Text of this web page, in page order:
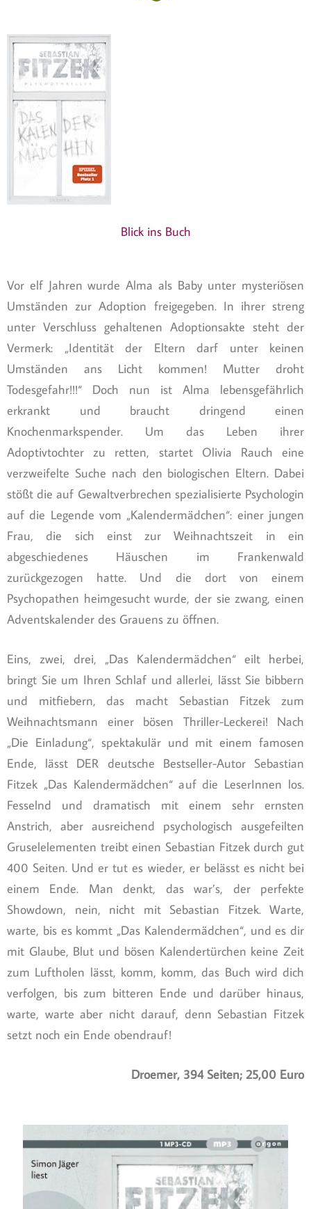
Blick ins Buch
Vor elf Jahren wurde Alma als Baby unter mysteriösen
Umständen zur Adoption freigegeben. In ihrer streng
unter Verschluss gehaltenen Adoptionsakte steht der
Vermerk: „Identität der Eltern darf unter keinen
Umständen ans Licht kommen! Mutter droht
Todesgefahr!!!“ Doch nun ist Alma lebensgefährlich
erkrankt und braucht dringend einen
Knochenmarkspender. Um das Leben ihrer
Adoptivtochter zu retten, startet Olivia Rauch eine
verzweifelte Suche nach den biologischen Eltern. Dabei
stößt die auf Gewaltverbrechen spezialisierte Psychologin
auf die Legende vom „Kalendermädchen“: einer jungen
Frau, die sich einst zur Weihnachtszeit in ein
abgeschiedenes Häuschen im Frankenwald
zurückgezogen hatte. Und die dort von einem
Psychopathen heimgesucht wurde, der sie zwang, einen
Adventskalender des Grauens zu öffnen.
Eins, zwei, drei, „Das Kalendermädchen“ eilt herbei,
bringt Sie um Ihren Schlaf und allerlei, lässt Sie bibbern
und mitfiebern, das macht Sebastian Fitzek zum
Weihnachtsmann einer bösen Thriller-Leckerei! Nach
„Die Einladung“, spektakulär und mit einem famosen
Ende, lässt DER deutsche Bestseller-Autor Sebastian
Fitzek „Das Kalendermädchen“ auf die LeserInnen los.
Fesselnd und dramatisch mit einem sehr ernsten
Anstrich, aber ausreichend psychologisch ausgefeilten
Gruselelementen treibt einen Sebastian Fitzek durch gut
400 Seiten. Und er tut es wieder, er belässt es nicht bei
einem Ende. Man denkt, das war’s, der perfekte
Showdown, nein, nicht mit Sebastian Fitzek. Warte,
warte, bis es kommt „Das Kalendermädchen“, und es dir
mit Glaube, Blut und bösen Kalendertürchen keine Zeit
zum Luftholen lässt, komm, komm, das Buch wird dich
verfolgen, bis zum bitteren Ende und darüber hinaus,
warte, warte aber nicht darauf, denn Sebastian Fitzek
setzt noch ein Ende obendrauf!
Droemer, 394 Seiten; 25,00 Euro